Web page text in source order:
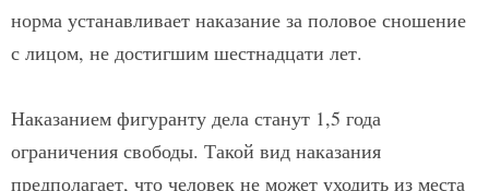
норма устанавливает наказание за половое сношение
с лицом, не достигшим шестнадцати лет.
Наказанием фигуранту дела станут 1,5 года
ограничения свободы. Такой вид наказания
предполагает, что человек не может уходить из места